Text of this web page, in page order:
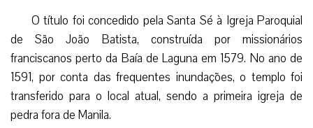
O título foi concedido pela Santa Sé à Igreja Paroquial
de São João Batista, construída por missionários
franciscanos perto da Baía de Laguna em 1579. No ano de
1591, por conta das frequentes inundações, o templo foi
transferido para o local atual, sendo a primeira igreja de
pedra fora de Manila.